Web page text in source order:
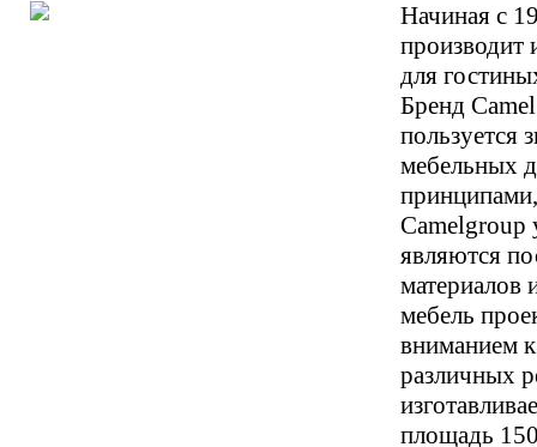
Начиная с
производит
для
Бренд
пользуется
мебельных
Camelgroup
являются
материалов
мебель
вниманием
различных
площадь